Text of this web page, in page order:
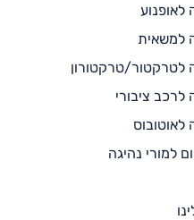
לאופנוע
למשאית
לטרקטור/טרקטורון
לרכב ציבורי
לאוטובוס
למורי נהיגה